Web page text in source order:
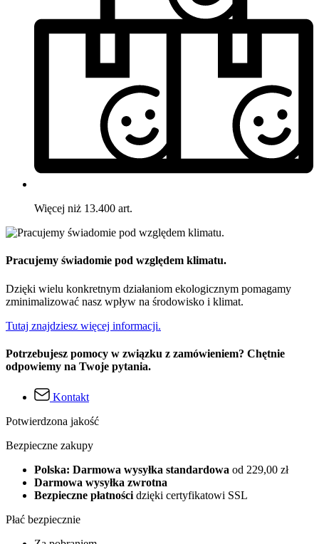
Więcej niż 13.400 art.
Pracujemy świadomie pod względem klimatu.
Dzięki wielu konkretnym działaniom ekologicznym pomagamy
zminimalizować nasz wpływ na środowisko i klimat.
Tutaj znajdziesz więcej informacji.
Potrzebujesz pomocy w związku z zamówieniem? Chętnie
odpowiemy na Twoje pytania.
Kontakt
Potwierdzona jakość
Bezpieczne zakupy
Polska: Darmowa wysyłka standardowa od 229,00 zł
Darmowa wysyłka zwrotna
Bezpieczne płatności dzięki certyfikatowi SSL
Płać bezpiecznie